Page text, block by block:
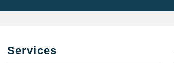
Services